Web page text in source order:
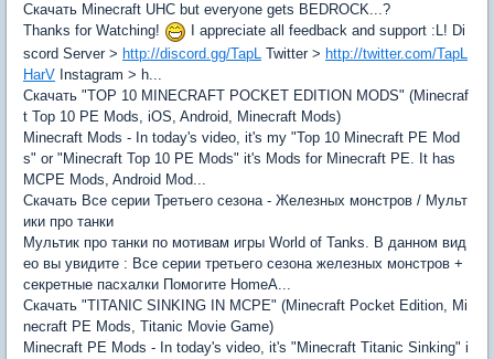
Скачать Minecraft UHC but everyone gets BEDROCK...?
Thanks for Watching!
I appreciate all feedback and support :L! Di
scord Server > http://discord.gg/TapL Twitter > http://twitter.com/TapL
HarV Instagram > h...
Скачать "TOP 10 MINECRAFT POCKET EDITION MODS" (Minecraf
t Top 10 PE Mods, iOS, Android, Minecraft Mods)
Minecraft Mods - In today's video, it's my "Top 10 Minecraft PE Mod
s" or "Minecraft Top 10 PE Mods" it's Mods for Minecraft PE. It has
MCPE Mods, Android Mod...
Скачать Все серии Третьего сезона - Железных монстров / Мульт
ики про танки
Мультик про танки по мотивам игры World of Tanks. В данном вид
ео вы увидите : Все серии третьего сезона железных монстров +
секретные пасхалки Помогите HomeA...
Скачать "TITANIC SINKING IN MCPE" (Minecraft Pocket Edition, Mi
necraft PE Mods, Titanic Movie Game)
Minecraft PE Mods - In today's video, it's "Minecraft Titanic Sinking" i